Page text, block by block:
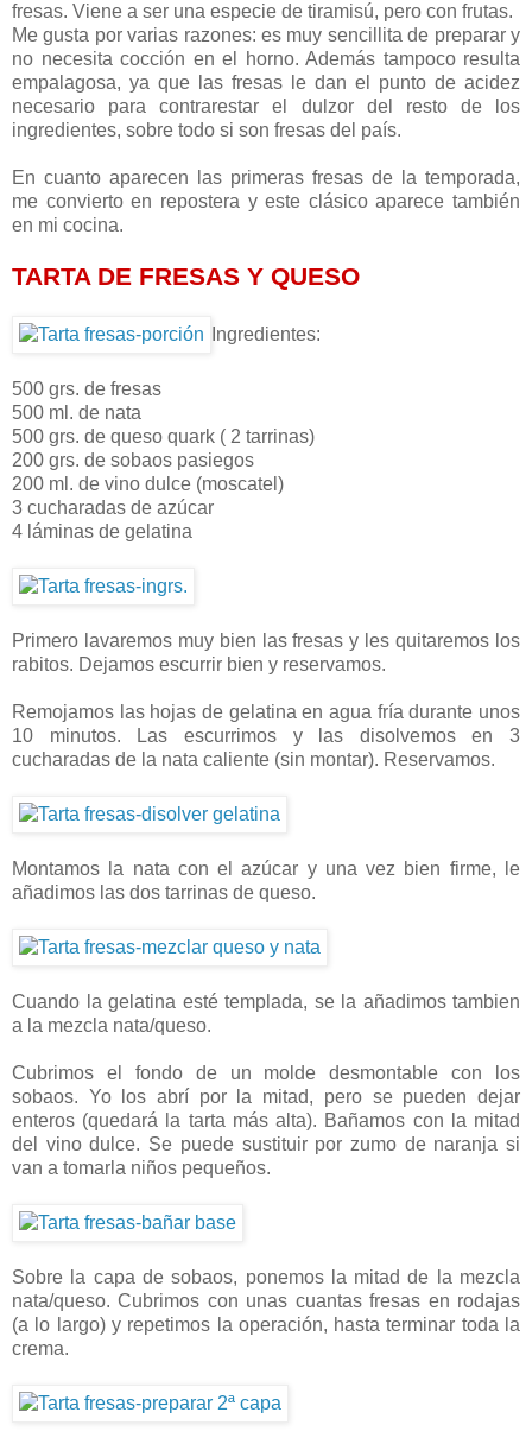
fresas. Viene a ser una especie de tiramisú, pero con frutas.
Me gusta por varias razones: es muy sencillita de preparar y
no necesita cocción en el horno. Además tampoco resulta
empalagosa, ya que las fresas le dan el punto de acidez
necesario para contrarestar el dulzor del resto de los
ingredientes, sobre todo si son fresas del país.
En cuanto aparecen las primeras fresas de la temporada,
me convierto en repostera y este clásico aparece también
en mi cocina.
TARTA DE FRESAS Y QUESO
Ingredientes:
500 grs. de fresas
500 ml. de nata
500 grs. de queso quark ( 2 tarrinas)
200 grs. de sobaos pasiegos
200 ml. de vino dulce (moscatel)
3 cucharadas de azúcar
4 láminas de gelatina
Primero lavaremos muy bien las fresas y les quitaremos los
rabitos. Dejamos escurrir bien y reservamos.
Remojamos las hojas de gelatina en agua fría durante unos
10 minutos. Las escurrimos y las disolvemos en 3
cucharadas de la nata caliente (sin montar). Reservamos.
Montamos la nata con el azúcar y una vez bien firme, le
añadimos las dos tarrinas de queso.
Cuando la gelatina esté templada, se la añadimos tambien
a la mezcla nata/queso.
Cubrimos el fondo de un molde desmontable con los
sobaos. Yo los abrí por la mitad, pero se pueden dejar
enteros (quedará la tarta más alta). Bañamos con la mitad
del vino dulce. Se puede sustituir por zumo de naranja si
van a tomarla niños pequeños.
Sobre la capa de sobaos, ponemos la mitad de la mezcla
nata/queso. Cubrimos con unas cuantas fresas en rodajas
(a lo largo) y repetimos la operación, hasta terminar toda la
crema.